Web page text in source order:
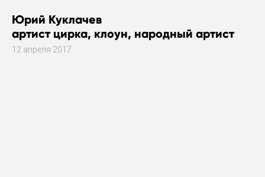
Юрий Куклачев
артист цирка, клоун, народный артист
12 апреля 2017